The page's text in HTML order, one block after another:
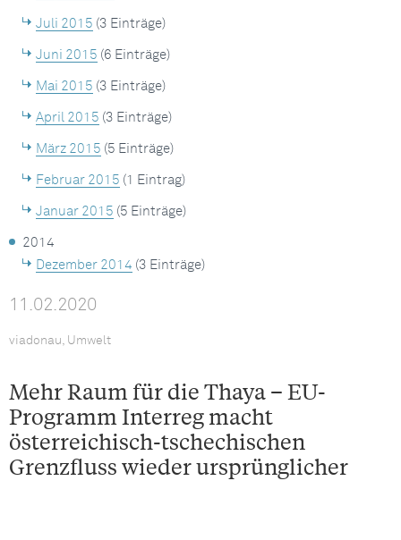
Juli 2015 (3 Einträge)
Juni 2015 (6 Einträge)
Mai 2015 (3 Einträge)
April 2015 (3 Einträge)
März 2015 (5 Einträge)
Februar 2015 (1 Eintrag)
Januar 2015 (5 Einträge)
2014
Dezember 2014 (3 Einträge)
11.02.2020
viadonau, Umwelt
Mehr Raum für die Thaya – EU-
Programm Interreg macht
österreichisch-tschechischen
Grenzfluss wieder ursprünglicher